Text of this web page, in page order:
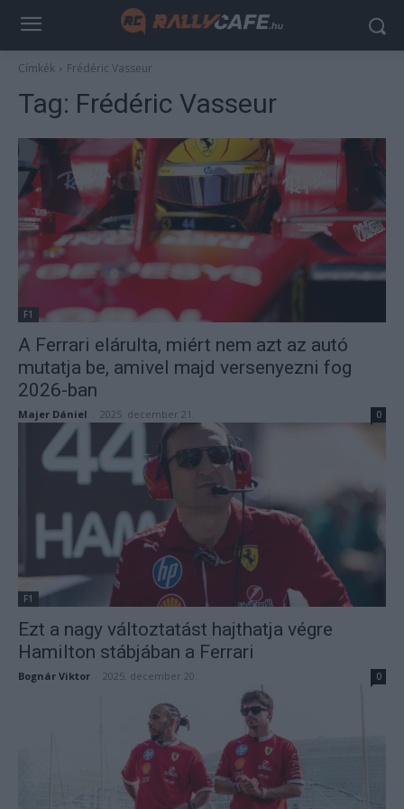
Címkék Frédéric Vasseur
Tag: Frédéric Vasseur
F1
A Ferrari elárulta, miért nem azt az autó
mutatja be, amivel majd versenyezni fog
2026-ban
Majer Dániel 2025. december 21. 0
F1
Ezt a nagy változtatást hajthatja végre
Hamilton stábjában a Ferrari
Bognár Viktor 2025. december 20. 0